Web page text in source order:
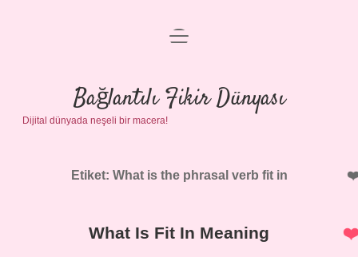
Anasayfa
Gizlilik Politikası
Yasal Uyarı
menüyü
Bağlantılı Fikir Dünyası
Dijital dünyada neşeli bir macera!
Etiket: What is the phrasal verb fit in
What Is Fit In Meaning